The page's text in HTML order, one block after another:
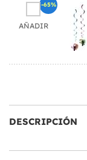
AÑADIR
-65%
DESCRIPCIÓN